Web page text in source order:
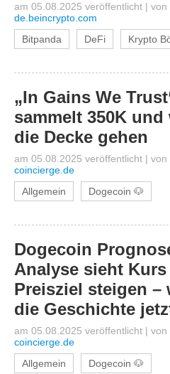
am 05.08.2025 veröffentlicht | von
de.beincrypto.com
Bitpanda
DeFi Krypto
„In Gains We
sammelt 350K
die Decke gehen
am 05.08.2025 veröffentlicht | von
coincierge.de
Allgemein
Dogecoin 🐶
Dogecoin
Analyse sieht
Preisziel steigen
die Geschichte
am 05.08.2025 veröffentlicht | von
coincierge.de
Allgemein
Dogecoin 🐶